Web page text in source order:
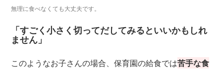
無理に食べなくても大丈夫です。
「すごく小さく切ってだしてみるといいかもしれ
ません」
このようなお子さんの場合、保育園の給食では苦手な食